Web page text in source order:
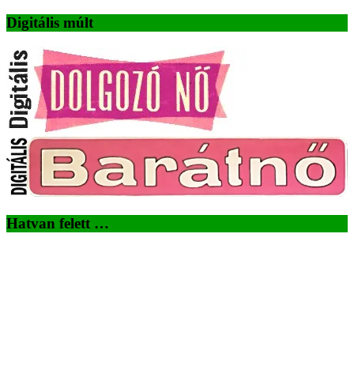
Digitális múlt
Hatvan felett …